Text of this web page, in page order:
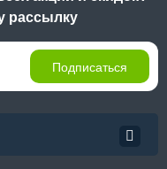
рассылку
Подписаться